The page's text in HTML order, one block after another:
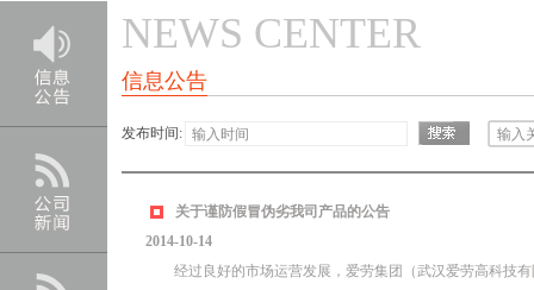
NEWS CENTER
信息公告
发布时间:
关于谨防假冒伪劣我司产品的公告
2014-10-14
经过良好的市场运营发展，爱劳集团（武汉爱劳高科技有